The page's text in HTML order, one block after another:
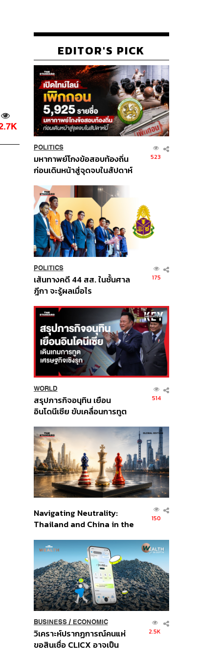
EDITOR'S PICK
POLITICS
มหากาพย์โกงข้อสอบท้องถิ่น
ก่อนเดินหน้าสู่จุดจบในสัปดาห์
523
POLITICS
เส้นทางคดี 44 สส. ในชั้นศาล
ฎีกา จะรู้ผลเมื่อไร
175
WORLD
สรุปภารกิจอนุทิน เยือน
อินโดนีเซีย ขับเคลื่อนการทูต
ส่วนยุทธศาสตร์ไทย –
อินโดนีเซีย
514
Navigating Neutrality:
Thailand and China in the
Order
150
BUSINESS/ ECONOMIC
วิเคราะห์ปรากฏการณ์คนแห่
ขอสินเชื่อ CLICX อาจเป็น
2.5K